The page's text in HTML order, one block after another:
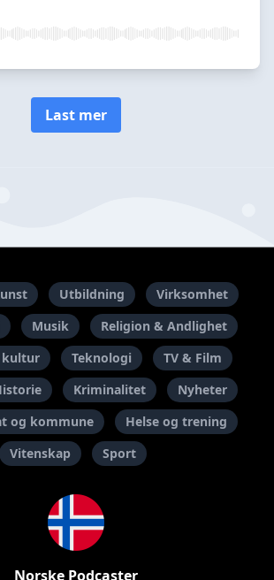
Last mer
Utbildning
Virksomhet
Musik
Religion & Andlighet
kultur
Teknologi
TV & Film
Kriminalitet
Nyheter
og kommune
Helse og trening
Vitenskap
Sport
Norske Podcaster